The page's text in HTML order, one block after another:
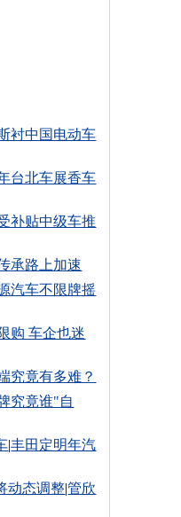
衬中国电动车
台北车展香车
补贴中级车推
承路上加速
汽车不限牌摇
购 车企也迷
究竟有多难？
究竟谁"自
|丰田定明年汽
动态调整|管欣